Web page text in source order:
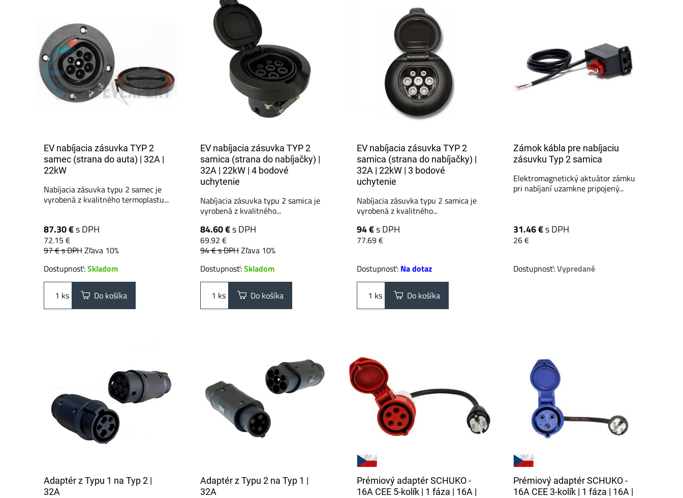
EV nabíjacia zásuvka TYP 2
samec (strana do auta) | 32A |
22kW
Nabíjacia zásuvka typu 2 samec je
vyrobená z kvalitného termoplastu...
87.30 €s DPH
72.15 €
97 €s DPHZľava 10%
Dostupnosť:Skladom
ks Do košíka
EV nabíjacia zásuvka TYP 2
samica (strana do nabíjačky) |
32A | 22kW | 4 bodové
uchytenie
Nabíjacia zásuvka typu 2 samica je
vyrobená z kvalitného...
84.60 €s DPH
69.92 €
94 €s DPHZľava 10%
Dostupnosť:Skladom
ks Do košíka
EV nabíjacia zásuvka TYP 2
samica (strana do nabíjačky) |
32A | 22kW | 3 bodové
uchytenie
Nabíjacia zásuvka typu 2 samica je
vyrobená z kvalitného...
94 €s DPH
77.69 €
Dostupnosť: Na dotaz
ks Do košíka
Zámok kábla pre nabíjaciu
zásuvku Typ 2 samica
Elektromagnetický aktuátor zámku
pri nabíjaní uzamkne pripojený...
31.46 €s DPH
26 €
Dostupnosť:Vypredané
Adaptér z Typu 1 na Typ 2 |
32A
Adaptér z Typu 2 na Typ 1 |
32A
Prémiový adaptér SCHUKO -
16A CEE 5-kolík | 1 fáza | 16A |
Prémiový adaptér SCHUKO -
16A CEE 3-kolík | 1 fáza | 16A |